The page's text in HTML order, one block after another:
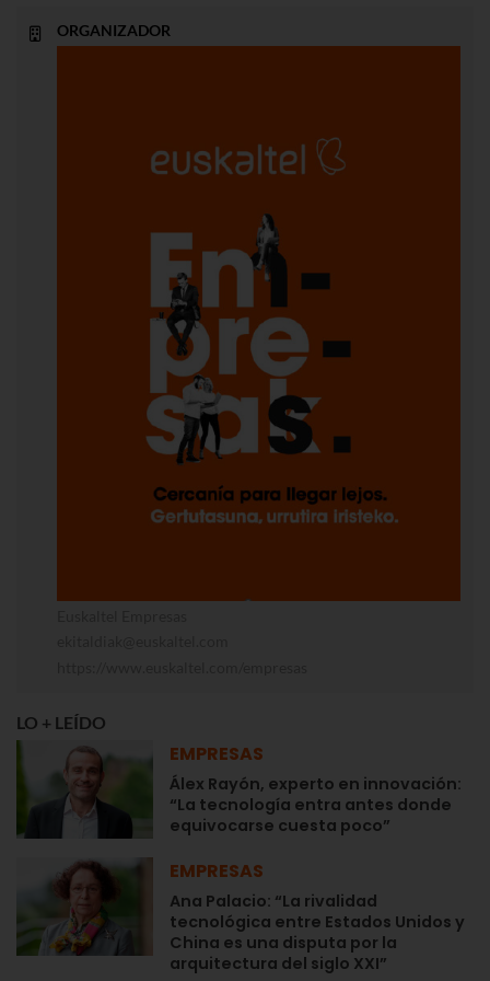
ORGANIZADOR
LO + LEÍDO
EMPRESAS
Álex Rayón, experto en innovación:
“La tecnología entra antes donde
equivocarse cuesta poco”
EMPRESAS
Ana Palacio: “La rivalidad
tecnológica entre Estados Unidos y
China es una disputa por la
arquitectura del siglo XXI”